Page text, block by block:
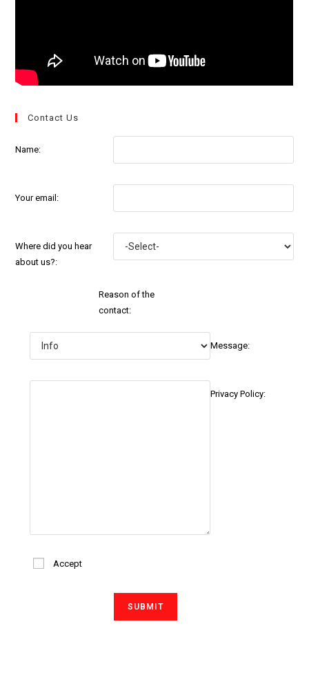
Contact Us
Name:
Your email:
Where did you hear
about us?:
Reason of the
contact:
Message:
Privacy Policy:
Accept